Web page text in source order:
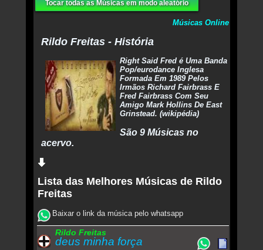
Tocar todas as Músicas em modo aleatório
Músicas Online
Rildo Freitas - História
Right Said Fred é Uma Banda
Pop/eurodance Inglesa
Formada Em 1989 Pelos
Irmãos Richard Fairbrass E
Fred Fairbrass Com Seu
Amigo Mark Hollins De East
Grinstead. (wikipédia)
São 9 Músicas no
acervo.
Lista das Melhores Músicas de Rildo
Freitas
Baixar o link da música pelo whatsapp
Rildo Freitas
deus minha força